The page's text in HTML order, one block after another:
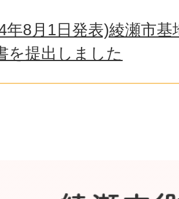
年8月1日発表)綾瀬市
を提出しました